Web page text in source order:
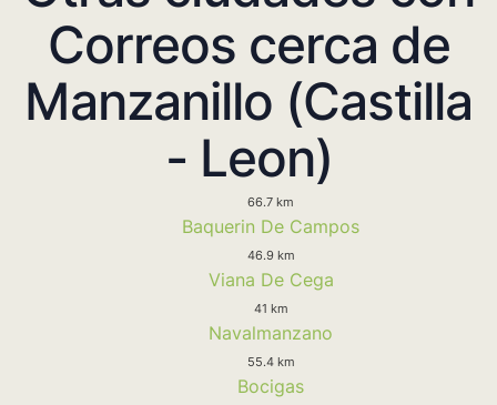
Correos cerca de
Manzanillo (Castilla
- Leon)
66.7 km
Baquerin De Campos
46.9 km
Viana De Cega
41 km
Navalmanzano
55.4 km
Bocigas